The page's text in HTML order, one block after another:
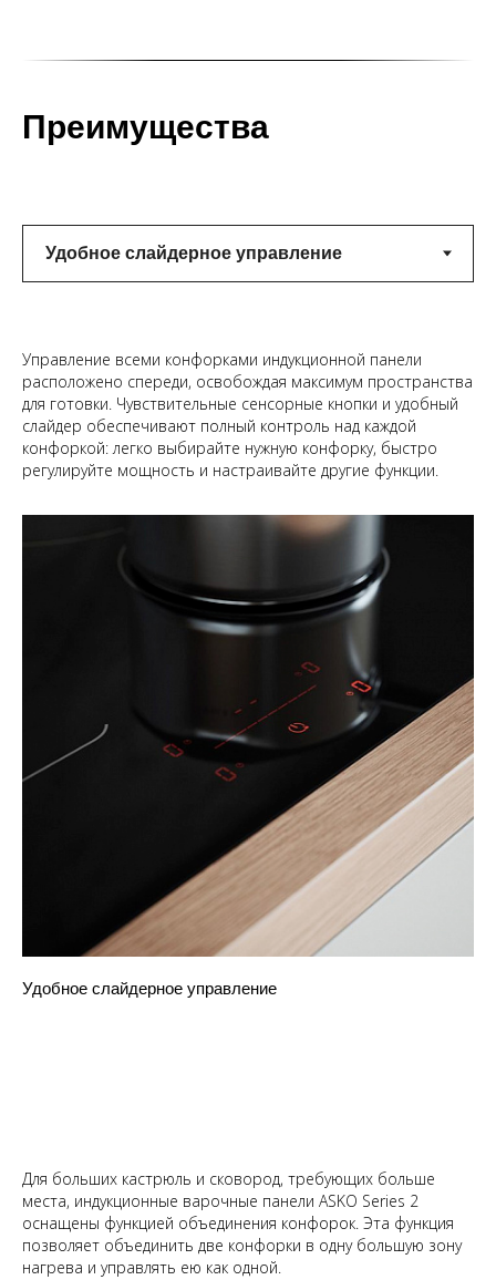
Преимущества
Управление всеми конфорками индукционной панели
расположено спереди, освобождая максимум пространства
для готовки. Чувствительные сенсорные кнопки и удобный
слайдер обеспечивают полный контроль над каждой
конфоркой: легко выбирайте нужную конфорку, быстро
регулируйте мощность и настраивайте другие функции.
Удобное слайдерное управление
Для больших кастрюль и сковород, требующих больше
места, индукционные варочные панели ASKO Series 2
оснащены функцией объединения конфорок. Эта функция
позволяет объединить две конфорки в одну большую зону
нагрева и управлять ею как одной.